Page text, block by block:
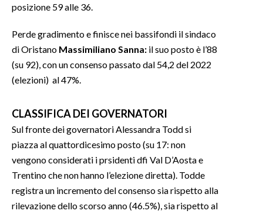
posizione 59 alle 36.
Perde gradimento e finisce nei bassifondi il sindaco
di Oristano Massimiliano Sanna: il suo posto è l’88
(su 92), con un consenso passato dal 54,2 del 2022
(elezioni) al 47%.
CLASSIFICA DEI GOVERNATORI
Sul fronte dei governatori Alessandra Todd si
piazza al quattordicesimo posto (su 17: non
vengono considerati i prsidenti dfi Val D’Aosta e
Trentino che non hanno l’elezione diretta). Todde
registra un incremento del consenso sia rispetto alla
rilevazione dello scorso anno (46.5%), sia rispetto al